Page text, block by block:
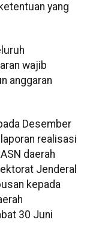
yang
wajib
anggaran
Desember
realisasi
daerah
Jenderal
kepada
30 Juni